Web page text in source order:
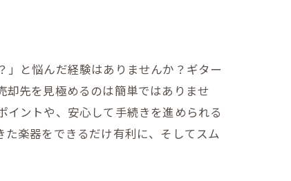
と悩んだ経験はありませんか？ギター
先を見極めるのは簡単ではありませ
ントや、安心して手続きを進められる
楽器をできるだけ有利に、そしてスム